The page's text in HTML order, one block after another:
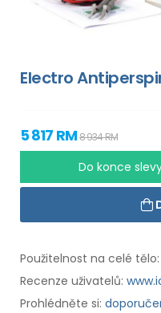
Electro
5 817 RM8 934 RM
Do konce
Použitelnost na celé tělo:
Recenze uživatelů:
Prohlédněte si: